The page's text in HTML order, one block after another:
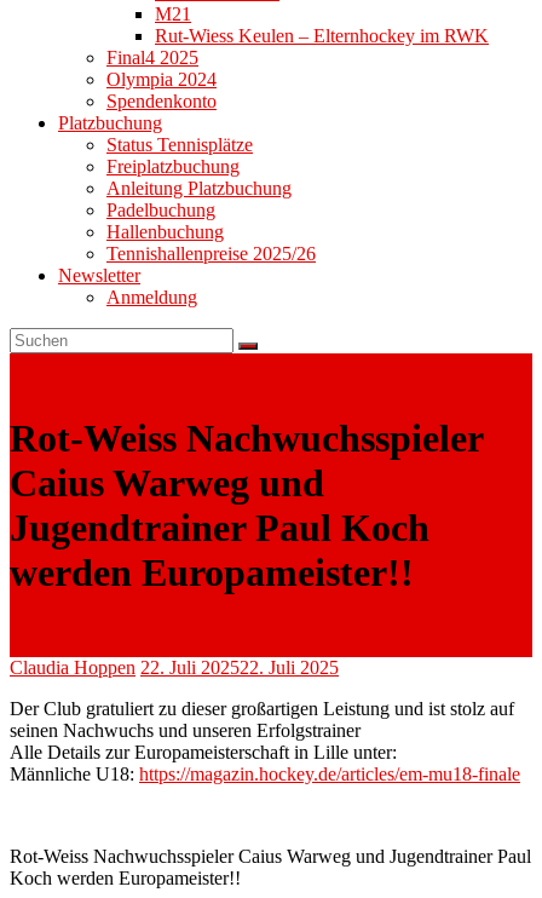
M21
Rut-Wiess Keulen – Elternhockey im RWK
Final4 2025
Olympia 2024
Spendenkonto
Platzbuchung
Status Tennisplätze
Freiplatzbuchung
Anleitung Platzbuchung
Padelbuchung
Hallenbuchung
Tennishallenpreise 2025/26
Newsletter
Anmeldung
Rot-Weiss Nachwuchsspieler
Caius Warweg und
Jugendtrainer Paul Koch
werden Europameister!!
Claudia Hoppen 22. Juli 202522. Juli 2025
Der Club gratuliert zu dieser großartigen Leistung und ist stolz auf
seinen Nachwuchs und unseren Erfolgstrainer
Alle Details zur Europameisterschaft in Lille unter:
Männliche U18: https://magazin.hockey.de/articles/em-mu18-finale
Rot-Weiss Nachwuchsspieler Caius Warweg und Jugendtrainer Paul
Koch werden Europameister!!